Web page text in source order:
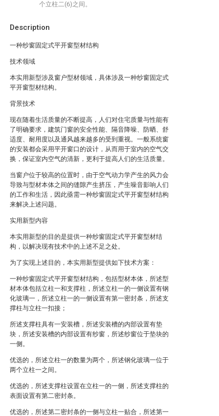
Description
一种纱窗固定式平开窗型材结构
技术领域
本实用新型涉及窗户型材领域，具体涉及一种纱窗固定式
平开窗型材结构。
背景技术
现在随着生活质量的不断提高，人们对住宅质量与性能有
了明确要求，建筑门窗的安全性能、隔音降噪、防晒、舒
适度、耐用度以及通风越来越多的受到重视。一般系统窗
的安装都会采用平开窗口的设计，从而用于室内的空气交
换，保证室内空气的清新，更利于提高人们的生活质量。
当窗户位于较高的位置时，由于空气动力学产生的风力会
导致与型材本体之间的缝隙产生挤压，产生噪音影响人们
的工作和生活，因此亟需一种纱窗固定式平开窗型材结构
来解决上述问题。
实用新型内容
本实用新型的目的是提供一种纱窗固定式平开窗型材结
构，以解决现有技术中的上述不足之处。
为了实现上述目的，本实用新型提供如下技术方案：
一种纱窗固定式平开窗型材结构，包括型材本体，所述型
材本体包括立柱一和支撑柱，所述立柱一的一侧设置有钢
化玻璃一，所述立柱一的一侧设置有第一密封条，所述支
撑柱与立柱一扣接；
所述支撑柱具有一安装槽，所述安装槽的内部设置有垫
块，所述安装槽的内部设置有纱窗，所述纱窗位于垫块的
一侧。
优选的，所述立柱一的数量为两个，所述钢化玻璃一位于
两个立柱一之间。
优选的，所述支撑柱设置在立柱一的一侧，所述支撑柱的
表面设置有第二密封条。
优选的，所述第二密封条的一侧与立柱一贴合，所述第一
个立柱二(6)之间。